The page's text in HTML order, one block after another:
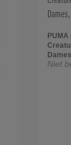
Niet